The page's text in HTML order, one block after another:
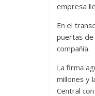
empresa
En el
puertas de
compañía.
La firma
millones y
Central